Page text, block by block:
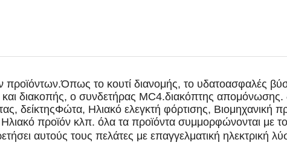
προϊόντων.Όπως το κουτί διανομής, το υδατοασφαλές
και διακοπής, ο συνδετήρας MC4.διακόπτης
δείκτηςΦώτα, Ηλιακό ελεγκτή φόρτισης, Βιομηχανική
Ηλιακό προϊόν κλπ. όλα τα προϊόντα συμμορφώνονται
αυτούς τους πελάτες με επαγγελματική ηλεκτρική